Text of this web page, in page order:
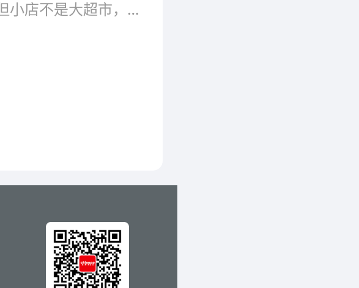
每一家新店开业，大家都充满期待，但小店不是大超市，不是大卖场，所以小店的开业在于借势，而不是造势，明确了这一点，就不会去浪费精力，浪费财力，